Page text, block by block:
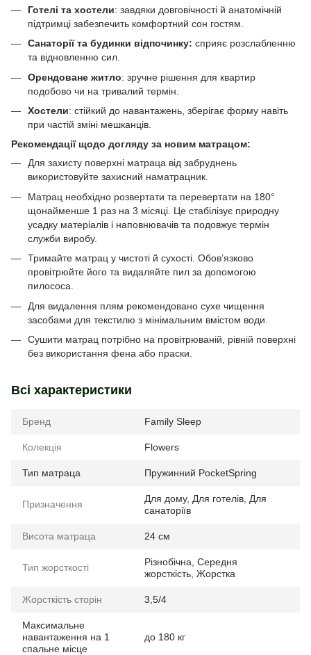
Готелі та хостели: завдяки довговічності й анатомічній
підтримці забезпечить комфортний сон гостям.
Санаторії та будинки відпочинку: сприяє розслабленню
та відновленню сил.
Орендоване житло: зручне рішення для квартир
подобово чи на тривалий термін.
Хостели: стійкий до навантажень, зберігає форму навіть
при частій зміні мешканців.
Рекомендації щодо догляду за новим матрацом:
Для захисту поверхні матраца від забруднень
використовуйте захисний наматрацник.
Матрац необхідно розвертати та перевертати на 180°
щонайменше 1 раз на 3 місяці. Це стабілізує природну
усадку матеріалів і наповнювачів та подовжує термін
служби виробу.
Тримайте матрац у чистоті й сухості. Обов’язково
провітрюйте його та видаляйте пил за допомогою
пилососа.
Для видалення плям рекомендовано сухе чищення
засобами для текстилю з мінімальним вмістом води.
Сушити матрац потрібно на провітрюваній, рівній поверхні
без використання фена або праски.
Всі характеристики
Бренд Family Sleep
Колекція Flowers
Тип матраца Пружинний PocketSpring
Призначення Для дому, Для готелів Для
санаторіїв
Висота матраца 24 см
Тип жорсткості Різнобічна Середня
жорсткість Жорстка
Жорсткість сторін 3,5/4
Максимальне
навантаження на 1
спальне місце
до 180 кг